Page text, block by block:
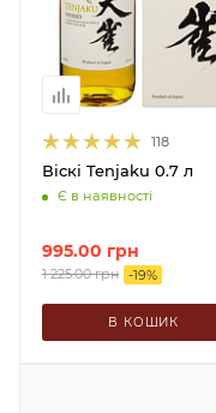
118
Віскі Tenjaku 0.7 л
Є в наявності
995.00 грн
1 225.00грн -19%
В КОШИК